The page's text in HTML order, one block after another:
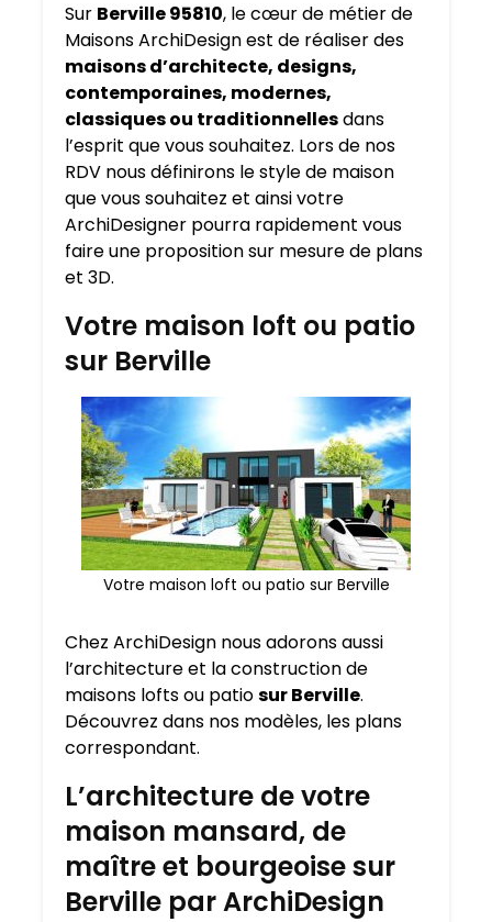
Sur Berville 95810, le cœur de métier de
Maisons ArchiDesign est de réaliser des
maisons d’architecte, designs,
contemporaines, modernes,
classiques ou traditionnellesdans
l’esprit que vous souhaitez. Lors de nos
RDV nous définirons le style de maison
que vous souhaitez et ainsi votre
ArchiDesigner pourra rapidement vous
faire une proposition sur mesure de plans
et 3D.
Votre maison loft ou patio
sur Berville
Votre maison loft ou patio sur Berville
Chez ArchiDesign nous adorons aussi
l’architecture et la construction de
maisons lofts ou patiosur Berville.
Découvrez dans nos modèles, les plans
correspondant.
L’architecture de votre
maison mansard, de
maître et bourgeoise sur
Berville par ArchiDesign